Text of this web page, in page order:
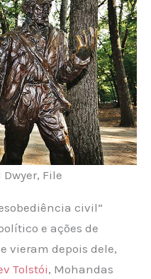
Dwyer, File
civil”
e ações de
vieram depois dele,
Tolstói, Mohandas